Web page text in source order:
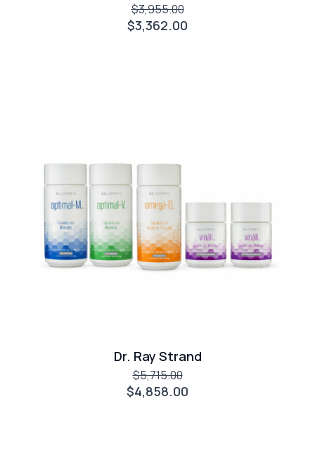
$3,955.00
$3,362.00
Dr. Ray Strand
$5,715.00
$4,858.00